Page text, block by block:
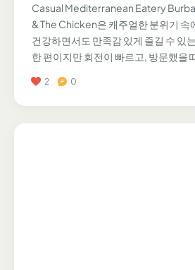
Casual Mediterranean Eatery
& The Chicken은 캐주얼한 분위기 속
건강하면서도 만족감 있게 즐길 수 있
한 편이지만 회전이 빠르고, 방문했을
2 0